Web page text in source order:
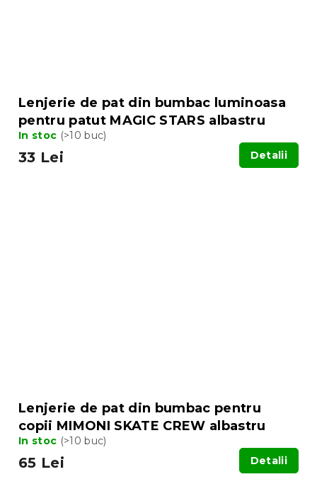
Lenjerie de pat din bumbac luminoasa
pentru patut MAGIC STARS albastru
In stoc (>10 buc)
33 Lei Detalii
Lenjerie de pat din bumbac pentru
copii MIMONI SKATE CREW albastru
In stoc (>10 buc)
65 Lei Detalii